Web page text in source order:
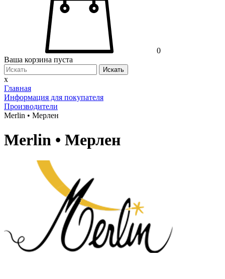
0
Ваша корзина пуста
Искать
x
Главная
Информация для покупателя
Производители
Merlin • Мерлен
Merlin • Мерлен